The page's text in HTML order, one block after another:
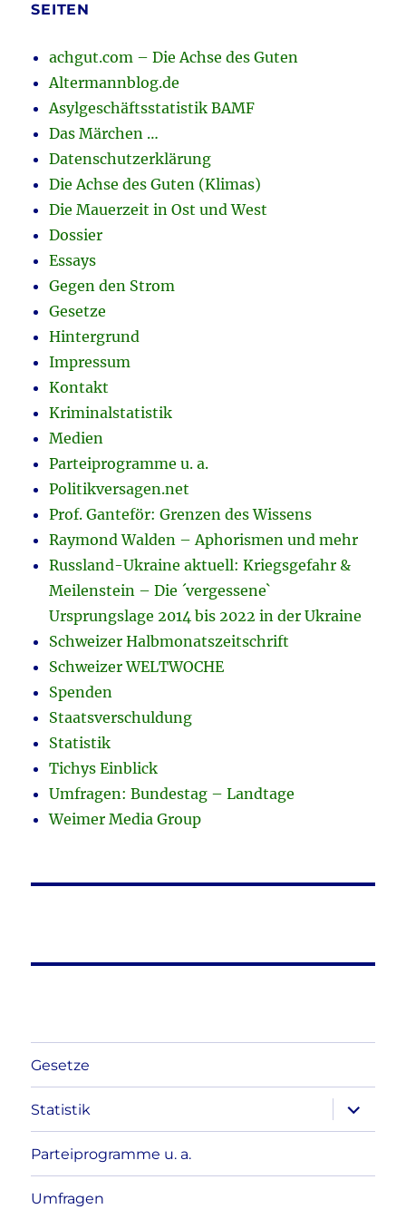
SEITEN
achgut.com – Die Achse des Guten
Altermannblog.de
Asylgeschäftsstatistik BAMF
Das Märchen …
Datenschutzerklärung
Die Achse des Guten (Klimas)
Die Mauerzeit in Ost und West
Dossier
Essays
Gegen den Strom
Gesetze
Hintergrund
Impressum
Kontakt
Kriminalstatistik
Medien
Parteiprogramme u. a.
Politikversagen.net
Prof. Ganteför: Grenzen des Wissens
Raymond Walden – Aphorismen und mehr
Russland-Ukraine aktuell: Kriegsgefahr &
Meilenstein – Die ´vergessene`
Ursprungslage 2014 bis 2022 in der Ukraine
Schweizer Halbmonatszeitschrift
Schweizer WELTWOCHE
Spenden
Staatsverschuldung
Statistik
Tichys Einblick
Umfragen: Bundestag – Landtage
Weimer Media Group
Gesetze
Statistik
anzeigen
Parteiprogramme u. a.
Umfragen